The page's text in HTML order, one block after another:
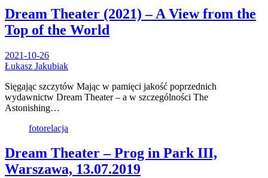
Dream Theater (2021) – A View from the
Top of the World
2021-10-26
Łukasz Jakubiak
Sięgając szczytów Mając w pamięci jakość poprzednich
wydawnictw Dream Theater – a w szczególności The
Astonishing…
fotorelacja
Dream Theater – Prog in Park III,
Warszawa, 13.07.2019